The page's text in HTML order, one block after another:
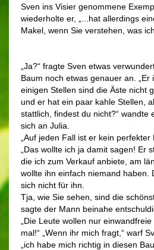
Sven ins Visier genommene
wiederholte er, „...hat allerdings
Makel, wenn Sie verstehen, was
„Ja?“ fragte Sven etwas
Baum noch etwas genauer an. „Er
einigen Stellen sind die Äste nicht
und er hat ein paar kahle Stellen,
stattlich, findest du nicht?“ wandte
sich an Julia.
„Auf jeden Fall ist er kein perfekter
„Das wollte ich ja damit sagen! Er
die ich zum Verkauf anbiete, am
wollte ihn einfach niemand haben.
sich nicht für ihn.
Tja, wie Sie sehen, sind die
sagte der Mann beinahe
„Die Leute wollen nur
mal!“ „Wenn ihr mich fragt,“ warf
„ich habe mich richtig in diesen